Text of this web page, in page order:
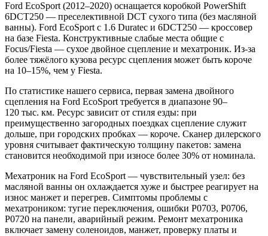
Ford EcoSport (2012–2020) оснащается коробкой PowerShift
6DCT250 — преселективной DCT сухого типа (без масляной
ванны). Ford EcoSport с 1.6 Duratec и 6DCT250 — кроссовер
на базе Fiesta. Конструктивные слабые места общие с
Focus/Fiesta — сухое двойное сцепление и мехатроник. Из-за
более тяжёлого кузова ресурс сцепления может быть короче
на 10–15%, чем у Fiesta.
По статистике нашего сервиса, первая замена двойного
сцепления на Ford EcoSport требуется в диапазоне 90–
120 тыс. км. Ресурс зависит от стиля езды: при
преимущественно загородных поездках сцепление служит
дольше, при городских пробках — короче. Сканер дилерского
уровня считывает фактическую толщину пакетов: замена
становится необходимой при износе более 30% от номинала.
Мехатроник на Ford EcoSport — чувствительный узел: без
масляной ванны он охлаждается хуже и быстрее реагирует на
износ манжет и перегрев. Симптомы проблемы с
мехатроником: тугие переключения, ошибки P0703, P0706,
P0720 на панели, аварийный режим. Ремонт мехатроника
включает замену соленоидов, манжет, проверку платы и